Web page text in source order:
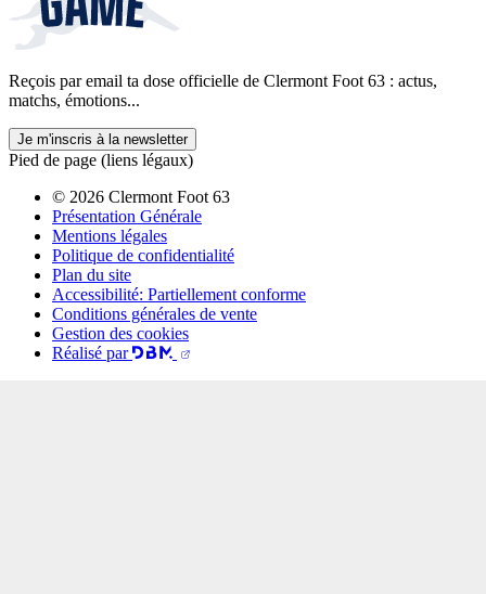
Reçois par email ta dose officielle de Clermont Foot 63 : actus,
matchs, émotions...
Je m'inscris à la newsletter
Pied de page (liens légaux)
© 2026 Clermont Foot 63
Présentation Générale
Mentions légales
Politique de confidentialité
Plan du site
Accessibilité: Partiellement conforme
Conditions générales de vente
Gestion des cookies
Réalisé par